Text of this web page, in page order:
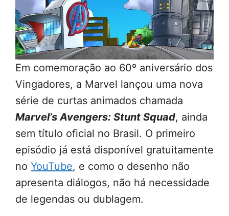
Em comemoração ao 60º aniversário dos
Vingadores, a Marvel lançou uma nova
série de curtas animados chamada
Marvel’s Avengers: Stunt Squad, ainda
sem título oficial no Brasil. O primeiro
episódio já está disponível gratuitamente
no YouTube, e como o desenho não
apresenta diálogos, não há necessidade
de legendas ou dublagem.